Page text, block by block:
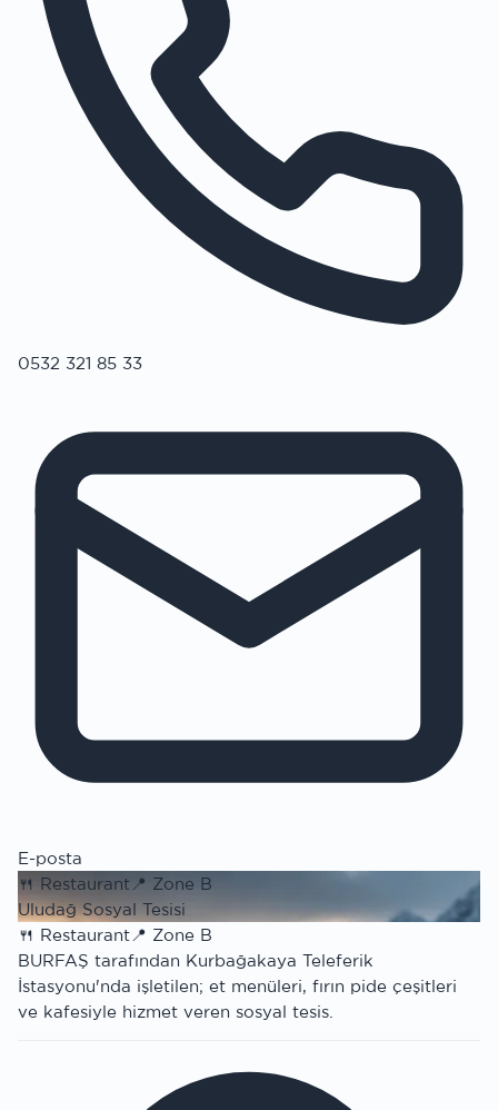
0532 321 85 33
E-posta
🍴 Restaurant 📍 Zone B
Uludağ Sosyal Tesisi
🍴 Restaurant📍 Zone B
BURFAŞ tarafından Kurbağakaya Teleferik
İstasyonu'nda işletilen; et menüleri, fırın pide çeşitleri
ve kafesiyle hizmet veren sosyal tesis.